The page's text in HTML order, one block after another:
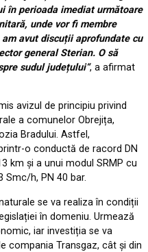
în perioada imediat următoare
unde vor fi membre
avut discuții aprofundate cu
general Sterian. O să
sudul județului“, a afirmat
avizul de principiu privind
a comunelor Obrejița,
Bradului. Astfel,
o conductă de racord DN
km și a unui modul SRMP cu
Smc/h, PN 40 bar.
se va realiza în condiții
în domeniu. Urmează
iar investiția se va
compania Transgaz, cât și din